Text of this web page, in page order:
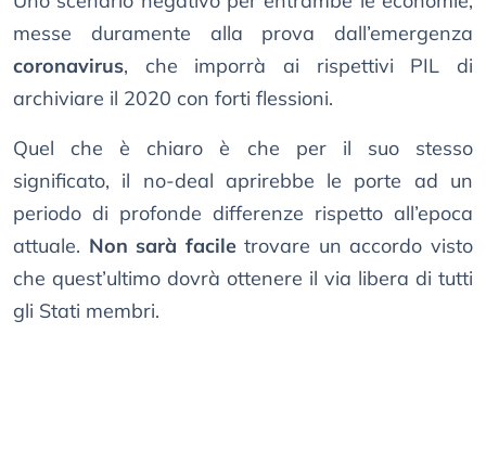
messe duramente alla prova dall’emergenza
coronavirus, che imporrà ai rispettivi PIL di
archiviare il 2020 con forti flessioni.
Quel che è chiaro è che per il suo stesso
significato, il no-deal aprirebbe le porte ad un
periodo di profonde differenze rispetto all’epoca
attuale. Non sarà faciletrovare un accordo visto
che quest’ultimo dovrà ottenere il via libera di tutti
gli Stati membri.